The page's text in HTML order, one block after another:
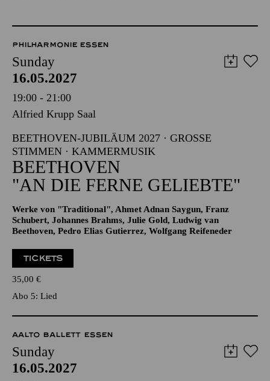
PHILHARMONIE ESSEN
Sunday
16.05.2027
19:00 - 21:00
Alfried Krupp Saal
BEETHOVEN-JUBILÄUM 2027 · GROSSE S
TIMMEN · KAMMERMUSIK
BEETHOVEN
"AN DIE FERNE GELIEBTE"
Werke von "Traditional", Ahmet Adnan Saygun, Franz
Schubert, Johannes Brahms, Julie Gold, Ludwig van
Beethoven, Pedro Elias Gutierrez, Wolfgang Reifeneder
TICKETS
35,00 €
Abo 5: Lied
AALTO BALLETT ESSEN
Sunday
16.05.2027